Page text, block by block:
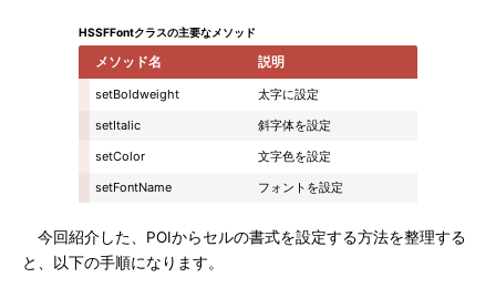
HSSFFontクラスの主要なメソッド
メソッド名 説明
setBoldweight
太字に設定
setItalic
斜字体を設定
setColor
文字色を設定
setFontName
フォントを設定
今回紹介した、POIからセルの書式を設定する方法を整理する
と、以下の手順になります。